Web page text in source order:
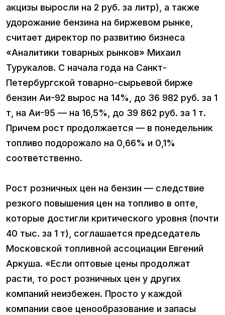
акцизы выросли на 2 руб. за литр), а также
удорожание бензина на биржевом рынке,
считает директор по развитию бизнеса
«Аналитики товарных рынков» Михаил
Турукалов. С начала года на Санкт-
Петербургской товарно-сырьевой бирже
бензин Аи-92 вырос на 14%, до 36 982 руб. за 1
т, на Аи-95 — на 16,5%, до 39 862 руб. за 1 т.
Причем рост продолжается — в понедельник
топливо подорожало на 0,66% и 0,1%
соответственно.
Рост розничных цен на бензин — следствие
резкого повышения цен на топливо в опте,
которые достигли критического уровня (почти
40 тыс. за 1 т), соглашается председатель
Московской топливной ассоциации Евгений
Аркуша. «Если оптовые цены продолжат
расти, то рост розничных цен у других
компаний неизбежен. Просто у каждой
компании свое ценообразование и запасы